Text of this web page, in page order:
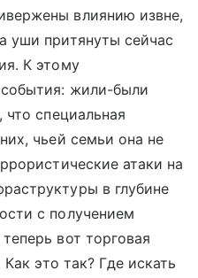
влиянию извне,
уши притянуты сейчас
К этому
жили-были
специальная
чьей семьи она не
атаки на
в глубине
с получением
вот торговая
это так? Где искать